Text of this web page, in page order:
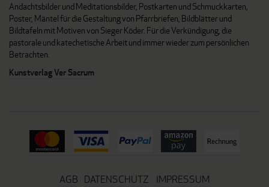
Andachtsbilder und Meditationsbilder, Postkarten und Schmuckkarten,
Poster, Mäntel für die Gestaltung von Pfarrbriefen, Bildblätter und
Bildtafeln mit Motiven von Sieger Köder. Für die Verkündigung, die
pastorale und katechetische Arbeit und immer wieder zum persönlichen
Betrachten.
Kunstverlag Ver Sacrum
AGB DATENSCHUTZ
IMPRESSUM